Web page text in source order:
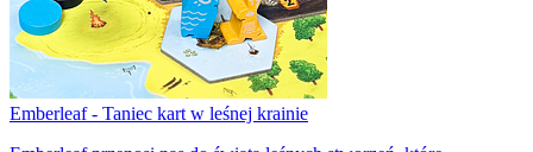
Emberleaf - Taniec kart w leśnej krainie